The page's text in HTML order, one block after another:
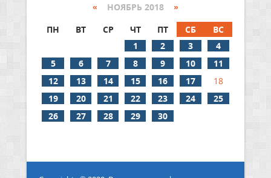
« НОЯБРЬ 2018 »
ПН
ВТ СР ЧТ ПТ СБ
ВС
1
2 3
4
5
6 7 8 9 10
11
12
13 14 15 16 17
18
19
20 21 22 23 24
25
26
27 28 29 30